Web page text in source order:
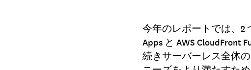
今年のレポートでは、2
Apps と AWS
続きサーバーレス全体